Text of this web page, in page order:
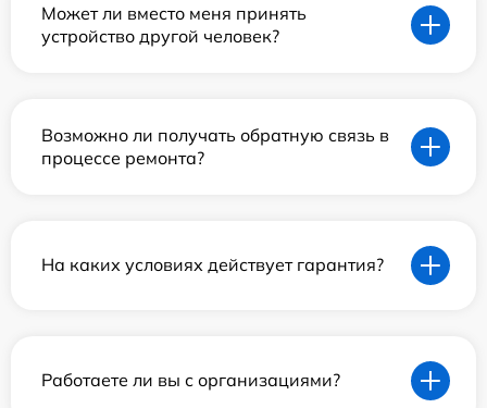
Может ли вместо меня принять
устройство другой человек?
Возможно ли получать обратную связь в
процессе ремонта?
На каких условиях действует гарантия?
Работаете ли вы с организациями?